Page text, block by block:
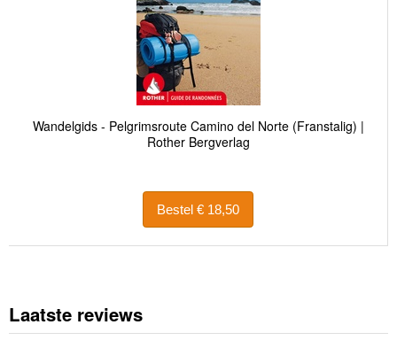
Wandelgids - Pelgrimsroute Camino del Norte (Franstalig) |
Rother Bergverlag
Bestel € 18,50
Laatste reviews